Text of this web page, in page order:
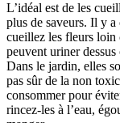
L’idéal est de les
plus de saveurs. Il y
cueillez les fleurs loin
peuvent uriner dessus
Dans le jardin, elles
pas sûr de la non
consommer pour
rincez-les à l’eau,